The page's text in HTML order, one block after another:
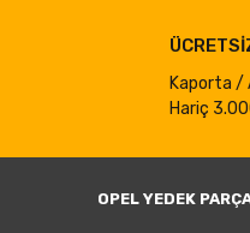
Ürün
Ürün
Ürün fiyatı
Kaporta /
Hariç
OPEL YEDEK